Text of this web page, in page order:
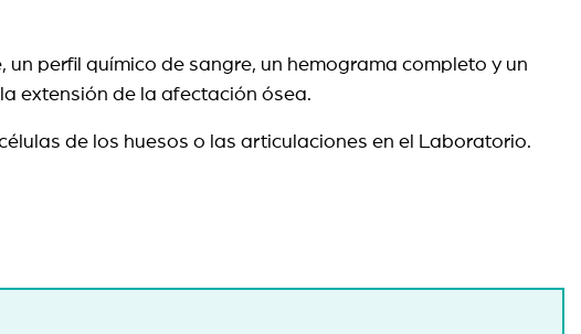
perfil químico de sangre, un hemograma completo y un
extensión de la afectación ósea.
de los huesos o las articulaciones en el Laboratorio.